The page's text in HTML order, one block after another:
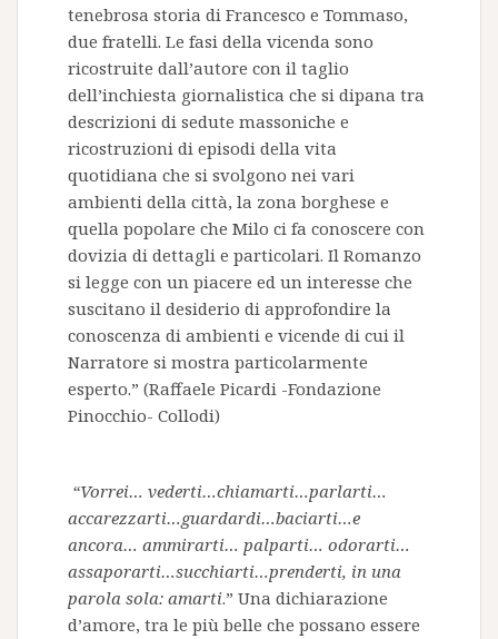
tenebrosa storia di Francesco e Tommaso,
due fratelli. Le fasi della vicenda sono
ricostruite dall’autore con il taglio
dell’inchiesta giornalistica che si dipana tra
descrizioni di sedute massoniche e
ricostruzioni di episodi della vita
quotidiana che si svolgono nei vari
ambienti della città, la zona borghese e
quella popolare che Milo ci fa conoscere con
dovizia di dettagli e particolari. Il Romanzo
si legge con un piacere ed un interesse che
suscitano il desiderio di approfondire la
conoscenza di ambienti e vicende di cui il
Narratore si mostra particolarmente
esperto.” (Raffaele Picardi -Fondazione
Pinocchio- Collodi)
“Vorrei… vederti…chiamarti…parlarti…
accarezzarti…guardardi…baciarti…e
ancora… ammirarti… palparti… odorarti…
assaporarti…succhiarti…prenderti, in una
parola sola: amarti.” Una dichiarazione
d’amore, tra le più belle che possano essere